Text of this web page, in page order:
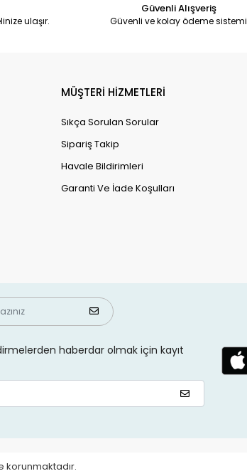
ulaşır.
Güvenli Alışveriş
Güvenli ve kolay ödeme sistemi
MÜŞTERİ HİZMETLERİ
Sıkça Sorulan Sorular
Sipariş Takip
Havale Bildirimleri
Garanti Ve İade Koşulları
haberdar olmak için kayıt
korunmaktadır.